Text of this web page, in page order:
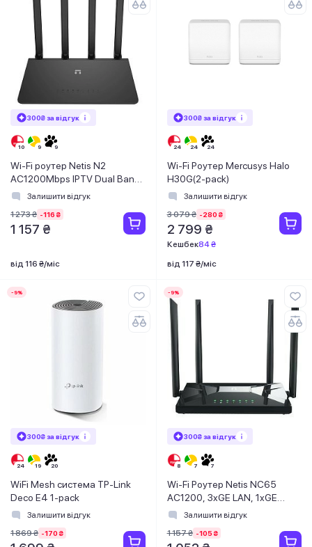
300₴ за відгук
Wi-Fi роутер Netis N2
AC1200Mbps IPTV Dual Band
Gigabit Router (N2)
Залишити відгук
1 273 ₴ -116 ₴
1 157 ₴
від 116 ₴/міс
300₴ за відгук
Wi-Fi Роутер Mercusys Halo
H30G(2-pack)
Залишити відгук
3 079 ₴ -280 ₴
2 799 ₴
Кешбек84 ₴
від 117 ₴/міс
-9%
300₴ за відгук
WiFi Mesh система TP-Link
Deco E4 1-pack
Залишити відгук
1 869 ₴ -170 ₴
-9%
300₴ за відгук
Wi-Fi Роутер Netis NC65
AC1200, 3xGE LAN, 1xGE
WAN, MESH
Залишити відгук
1 157 ₴ -105 ₴